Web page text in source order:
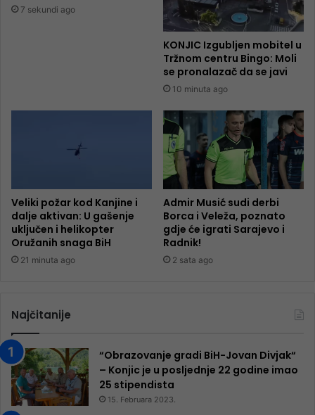
7 sekundi ago
KONJIC Izgubljen mobitel u
Tržnom centru Bingo: Moli
se pronalazač da se javi
10 minuta ago
Veliki požar kod Kanjine i
dalje aktivan: U gašenje
uključen i helikopter
Oružanih snaga BiH
21 minuta ago
Admir Musić sudi derbi
Borca i Veleža, poznato
gdje će igrati Sarajevo i
Radnik!
2 sata ago
Najčitanije
“Obrazovanje gradi BiH-Jovan Divjak“
– Konjic je u posljednje 22 godine imao
25 ​​stipendista
15. Februara 2023.